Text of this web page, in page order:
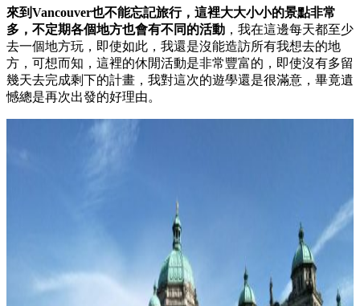
來到Vancouver也不能忘記旅行，這裡大大小小的景點非常
多，不定期各個地方也會有不同的活動 ，我在這邊每天都至少
去一個地方玩，即使如此，我還是沒能造訪所有我想去的地
方，可想而知，這裡的休閒活動是非常豐富的，即使沒有多留
幾天去完成剩下的計畫，我對這次的遊學還是很滿意，畢竟遺
憾總是再次出發的好理由。